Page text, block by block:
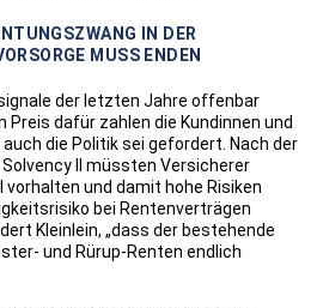
IN DER
MUSS ENDEN
der letzten Jahre offenbar
dafür zahlen die Kundinnen und
auch die Politik sei gefordert. Nach der
II müssten Versicherer
und damit hohe Risiken
bei Rentenverträgen
Kleinlein, „dass der bestehende
und Rürup-Renten endlich